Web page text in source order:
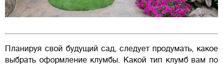
Планируя свой будущий сад, следует продумать, какое
выбрать оформление клумбы. Какой тип клумб вам по